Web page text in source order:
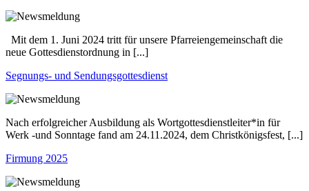
Mit dem 1. Juni 2024 tritt für unsere Pfarreiengemeinschaft die
neue Gottesdienstordnung in [...]
Segnungs- und Sendungsgottesdienst
Nach erfolgreicher Ausbildung als Wortgottesdienstleiter*in für
Werk -und Sonntage fand am 24.11.2024, dem Christkönigsfest, [...]
Firmung 2025